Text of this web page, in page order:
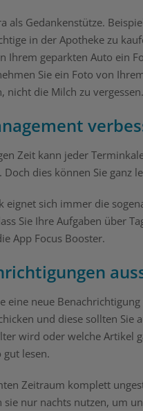
als Gedankenstütze.
in der Apotheke zu
Ihrem geparkten Auto ein
Sie ein Foto von
nicht die Milch zu vergessen.
Zeit kann jeder
Doch dies können Sie ganz
eignet sich immer die
Sie Ihre Aufgaben über
App Focus Booster.
eine neue
und diese sollten
wird oder welche Artikel
gut lesen.
Zeitraum komplett
sie nur nachts nutzen, um